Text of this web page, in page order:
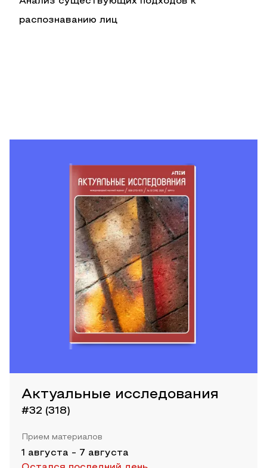
распознаванию лиц
Актуальные исследования
#32 (318)
Прием материалов
1 августа - 7 августа